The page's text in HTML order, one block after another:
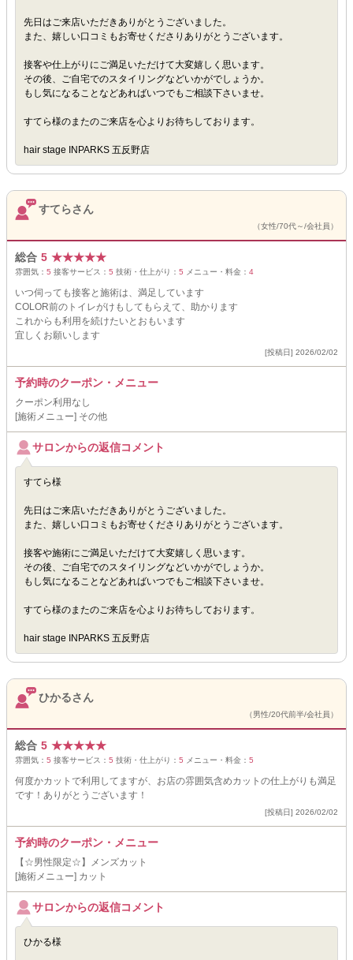
先日はご来店いただきありがとうございました。
また、嬉しい口コミもお寄せくださりありがとうございます。
接客や仕上がりにご満足いただけて大変嬉しく思います。
その後、ご自宅でのスタイリングなどいかがでしょうか。
もし気になることなどあればいつでもご相談下さいませ。
すてら様のまたのご来店を心よりお待ちしております。
hair stage INPARKS 五反野店
すてらさん
（女性/70代～/会社員）
総合 5 ★★★★★
雰囲気： 5 接客サービス： 5 技術・仕上がり： 5 メニュー・料金： 4
いつ伺っても接客と施術は、満足しています
COLOR前のトイレがけもしてもらえて、助かります
これからも利用を続けたいとおもいます
宜しくお願いします
[投稿日] 2026/02/02
予約時のクーポン・メニュー
クーポン利用なし
[施術メニュー] その他
サロンからの返信コメント
すてら様
先日はご来店いただきありがとうございました。
また、嬉しい口コミもお寄せくださりありがとうございます。
接客や施術にご満足いただけて大変嬉しく思います。
その後、ご自宅でのスタイリングなどいかがでしょうか。
もし気になることなどあればいつでもご相談下さいませ。
すてら様のまたのご来店を心よりお待ちしております。
hair stage INPARKS 五反野店
ひかるさん
（男性/20代前半/会社員）
総合 5 ★★★★★
雰囲気： 5 接客サービス： 5 技術・仕上がり： 5 メニュー・料金： 5
何度かカットで利用してますが、お店の雰囲気含めカットの仕上がりも満足
です！ありがとうございます！
[投稿日] 2026/02/02
予約時のクーポン・メニュー
【☆男性限定☆】メンズカット
[施術メニュー] カット
サロンからの返信コメント
ひかる様